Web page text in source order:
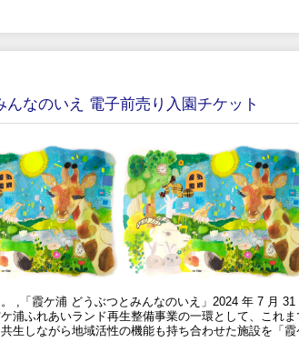
んなのいえ 電子前売り入園チケット
,「霞ケ浦 どうぶつとみんなのいえ」2024 年 7 月
浦ふれあいランド再生整備事業の一環として、これ
生しながら地域活性の機能も持ち合わせた施設を「霞